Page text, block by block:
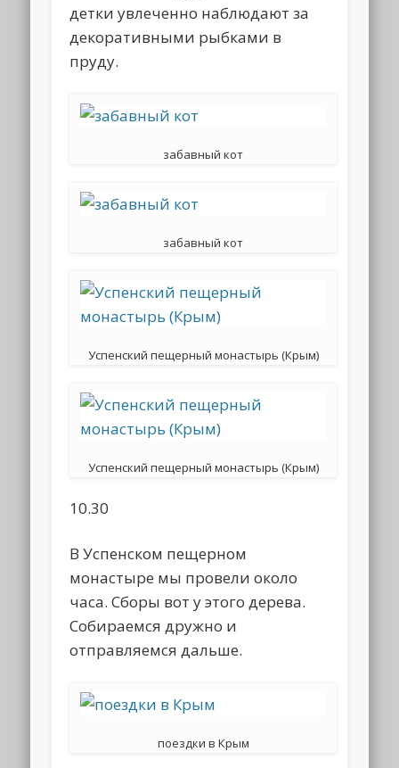
детки увлеченно наблюдают за
декоративными рыбками в
пруду.
забавный кот
забавный кот
Успенский пещерный монастырь (Крым)
Успенский пещерный монастырь (Крым)
10.30
В Успенском пещерном
монастыре мы провели около
часа. Сборы вот у этого дерева.
Собираемся дружно и
отправляемся дальше.
поездки в Крым